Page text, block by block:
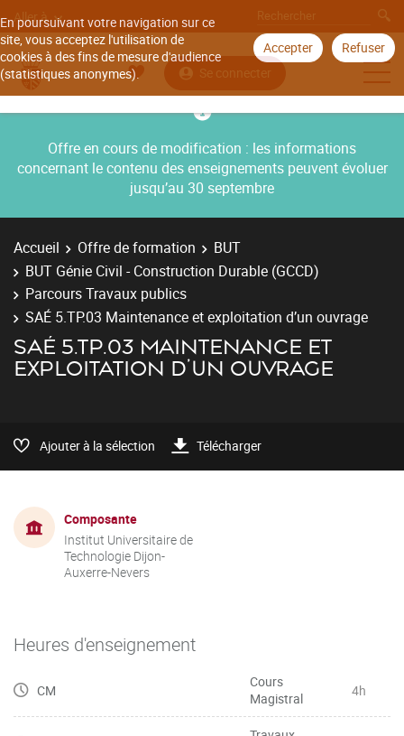
En poursuivant votre navigation sur ce
site, vous acceptez l'utilisation de
cookies à des fins de mesure d'audience
(statistiques anonymes).
Accepter Refuser
Aller à
Se connecter
Offre en cours de modification : les informations
concernant le contenu des enseignements peuvent évoluer
jusqu’au 30 septembre
Accueil Offre de formation
BUT
BUT Génie Civil - Construction Durable (GCCD)
Parcours Travaux publics
SAÉ 5.TP.03 Maintenance et exploitation d’un ouvrage
SAÉ 5.TP.03 MAINTENANCE ET
EXPLOITATION D’UN OUVRAGE
Ajouter à la sélection Télécharger
Composante
Institut Universitaire de
Technologie Dijon-
Auxerre-Nevers
Heures d'enseignement
CM
Cours
Magistral
4h